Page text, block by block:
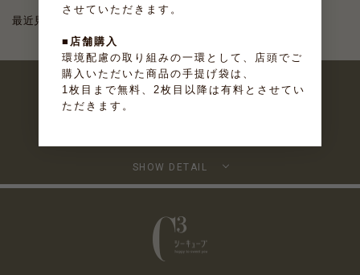
最近見た商品がありません。
SHOW DETAIL
させていただきます。
■店舗購入
環境配慮の取り組みの一環として、店頭でご
購入いただいた商品の手提げ袋は、
1枚目まで無料、2枚目以降は有料とさせてい
ただきます。